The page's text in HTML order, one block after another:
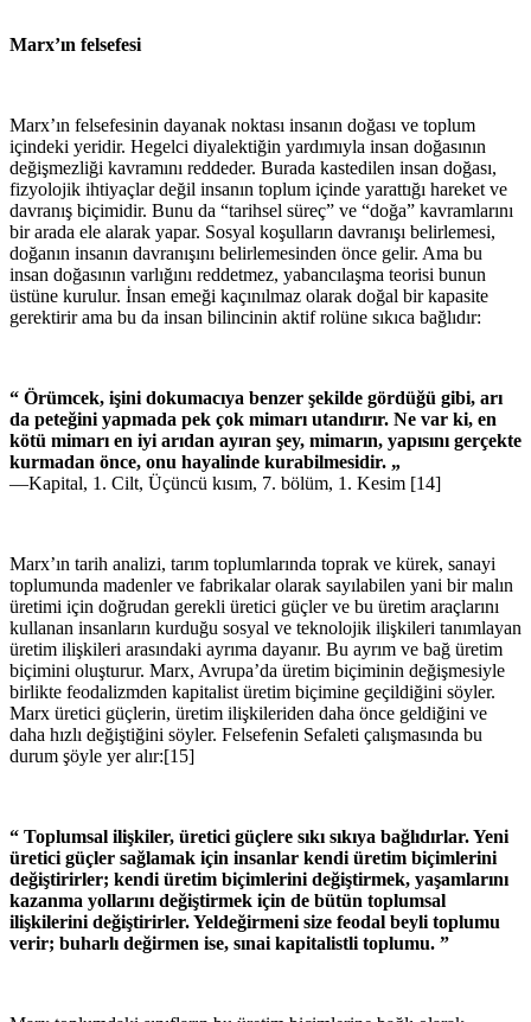
Marx’ın felsefesi
Marx’ın felsefesinin dayanak noktası insanın doğası ve toplum
içindeki yeridir. Hegelci diyalektiğin yardımıyla insan doğasının
değişmezliği kavramını reddeder. Burada kastedilen insan doğası,
fizyolojik ihtiyaçlar değil insanın toplum içinde yarattığı hareket ve
davranış biçimidir. Bunu da “tarihsel süreç” ve “doğa” kavramlarını
bir arada ele alarak yapar. Sosyal koşulların davranışı belirlemesi,
doğanın insanın davranışını belirlemesinden önce gelir. Ama bu
insan doğasının varlığını reddetmez, yabancılaşma teorisi bunun
üstüne kurulur. İnsan emeği kaçınılmaz olarak doğal bir kapasite
gerektirir ama bu da insan bilincinin aktif rolüne sıkıca bağlıdır:
“ Örümcek, işini dokumacıya benzer şekilde gördüğü gibi, arı
da peteğini yapmada pek çok mimarı utandırır. Ne var ki, en
kötü mimarı en iyi arıdan ayıran şey, mimarın, yapısını gerçekte
kurmadan önce, onu hayalinde kurabilmesidir. „
—Kapital, 1. Cilt, Üçüncü kısım, 7. bölüm, 1. Kesim [14]
Marx’ın tarih analizi, tarım toplumlarında toprak ve kürek, sanayi
toplumunda madenler ve fabrikalar olarak sayılabilen yani bir malın
üretimi için doğrudan gerekli üretici güçler ve bu üretim araçlarını
kullanan insanların kurduğu sosyal ve teknolojik ilişkileri tanımlayan
üretim ilişkileri arasındaki ayrıma dayanır. Bu ayrım ve bağ üretim
biçimini oluşturur. Marx, Avrupa’da üretim biçiminin değişmesiyle
birlikte feodalizmden kapitalist üretim biçimine geçildiğini söyler.
Marx üretici güçlerin, üretim ilişkileriden daha önce geldiğini ve
daha hızlı değiştiğini söyler. Felsefenin Sefaleti çalışmasında bu
durum şöyle yer alır:[15]
“ Toplumsal ilişkiler, üretici güçlere sıkı sıkıya bağlıdırlar. Yeni
üretici güçler sağlamak için insanlar kendi üretim biçimlerini
değiştirirler; kendi üretim biçimlerini değiştirmek, yaşamlarını
kazanma yollarını değiştirmek için de bütün toplumsal
ilişkilerini değiştirirler. Yeldeğirmeni size feodal beyli toplumu
verir; buharlı değirmen ise, sınai kapitalistli toplumu. ”